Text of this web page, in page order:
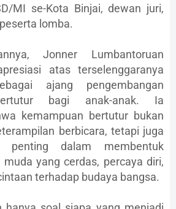
MI se-Kota Binjai, dewan juri,
lomba.
Jonner Lumbantoruan
atas terselenggaranya
ajang pengembangan
bagi anak-anak. Ia
kemampuan bertutur bukan
berbicara, tetapi juga
penting dalam membentuk
muda yang cerdas, percaya diri,
terhadap budaya bangsa.